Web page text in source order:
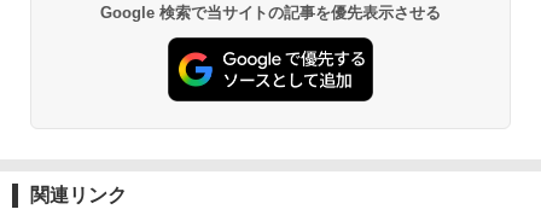
Google 検索で当サイトの記事を優先表示させる
関連リンク